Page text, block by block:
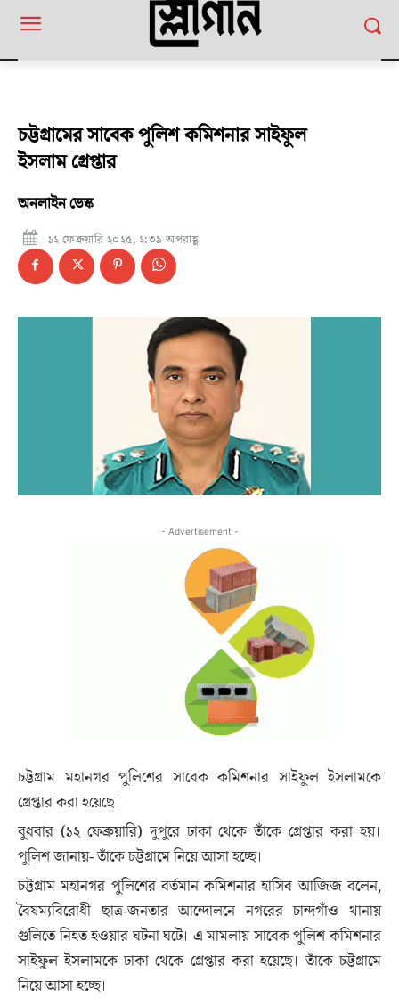
চট্টগ্রামের সাবেক পুলিশ কমিশনার সাইফুল
ইসলাম গ্রেপ্তার
অনলাইন ডেস্ক
১২ ফেব্রুয়ারি ২০২৫, ২:৩৯ অপরাহ্ণ
- Advertisement -
চট্টগ্রাম মহানগর পুলিশের সাবেক কমিশনার সাইফুল ইসলামকে
গ্রেপ্তার করা হয়েছে।
বুধবার (১২ ফেব্রুয়ারি) দুপুরে ঢাকা থেকে তাঁকে গ্রেপ্তার করা হয়।
পুলিশ জানায়- তাঁকে চট্টগ্রামে নিয়ে আসা হচ্ছে।
চট্টগ্রাম মহানগর পুলিশের বর্তমান কমিশনার হাসিব আজিজ বলেন,
বৈষম্যবিরোধী ছাত্র-জনতার আন্দোলনে নগরের চান্দগাঁও থানায়
গুলিতে নিহত হওয়ার ঘটনা ঘটে। এ মামলায় সাবেক পুলিশ কমিশনার
সাইফুল ইসলামকে ঢাকা থেকে গ্রেপ্তার করা হয়েছে। তাঁকে চট্টগ্রামে
নিয়ে আসা হচ্ছে।